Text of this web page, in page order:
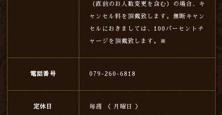
（直前のお人数変更を含む）の場合、キ
ャンセル料を頂戴致します。無断キャン
セルにおきましては、100パーセントチ
ャージを頂戴致します。※
電話番号 079-260-6818
定休日 毎週 〈 月曜日 〉